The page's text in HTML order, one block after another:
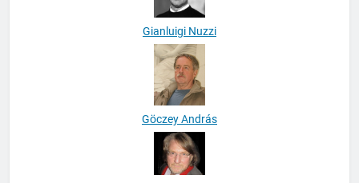
Gianluigi Nuzzi
Göczey András